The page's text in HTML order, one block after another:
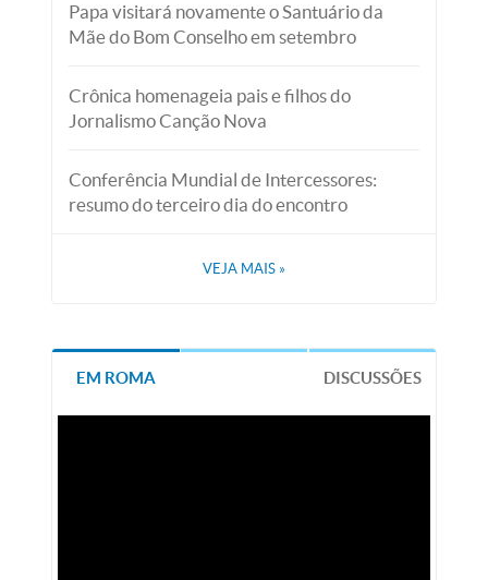
Papa visitará novamente o Santuário da
Mãe do Bom Conselho em setembro
Crônica homenageia pais e filhos do
Jornalismo Canção Nova
Conferência Mundial de Intercessores:
resumo do terceiro dia do encontro
VEJA MAIS »
EM ROMA DISCUSSÕES